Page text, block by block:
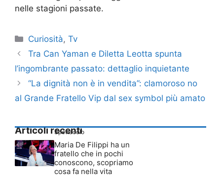
nelle stagioni passate.
Categorie
Curiosità,Tv
Tra Can Yaman e Diletta Leotta spunta
l’ingombrante passato: dettaglio inquietante
“La dignità non è in vendita”: clamoroso no
al Grande Fratello Vip dal sex symbol più amato
Articoli recenti
Spettacolo
Maria De Filippi ha un
fratello che in pochi
conoscono, scopriamo
cosa fa nella vita